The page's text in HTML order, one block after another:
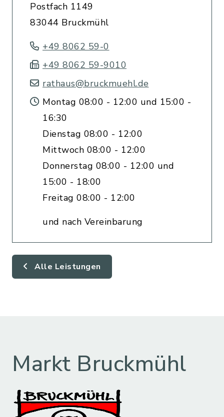
Postfach 1149
83044 Bruckmühl
+49 8062 59-0
+49 8062 59-9010
rathaus@bruckmuehl.de
Montag 08:00 - 12:00 und 15:00 -
16:30
Dienstag 08:00 - 12:00
Mittwoch 08:00 - 12:00
Donnerstag 08:00 - 12:00 und
15:00 - 18:00
Freitag 08:00 - 12:00
und nach Vereinbarung
Alle Leistungen
Markt Bruckmühl